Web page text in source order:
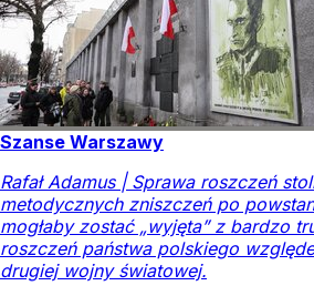
Szanse Warszawy
Rafał Adamus | Sprawa roszczeń
metodycznych zniszczeń po
mogłaby zostać „wyjęta” z bardzo
roszczeń państwa polskiego
drugiej wojny światowej.